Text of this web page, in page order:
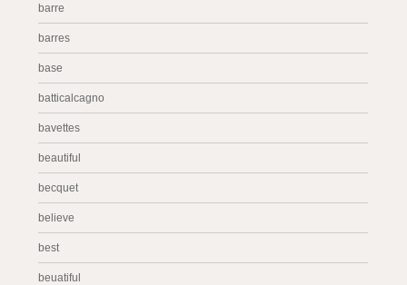
barre
barres
base
batticalcagno
bavettes
beautiful
becquet
believe
best
beuatiful